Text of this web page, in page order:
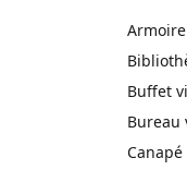
Buffet
Bureau